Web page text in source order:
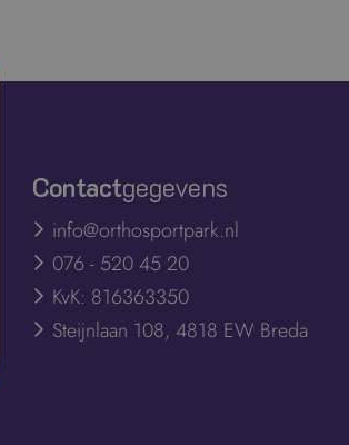
Contactgegevens
info@orthosportpark.nl
076 - 520 45 20
KvK: 816363350
Steijnlaan 108, 4818 EW Breda